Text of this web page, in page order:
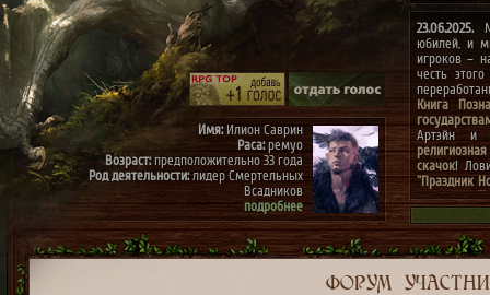
23.06.2025.
юбилей, и
игроков –
честь
Книга
Артэйн и
скачок!
"Праздник
конкурсах
архиве"(до
к
Имя:Илион Саврин
Раса:ремуо
Возраст:предположительно 33 года
Род деятельности:лидер Смертельных
Всадников
подробнее
Имя:Тэрис
Раса:ремуо
Возраст:предположительно 30 лет
ФОРУМ